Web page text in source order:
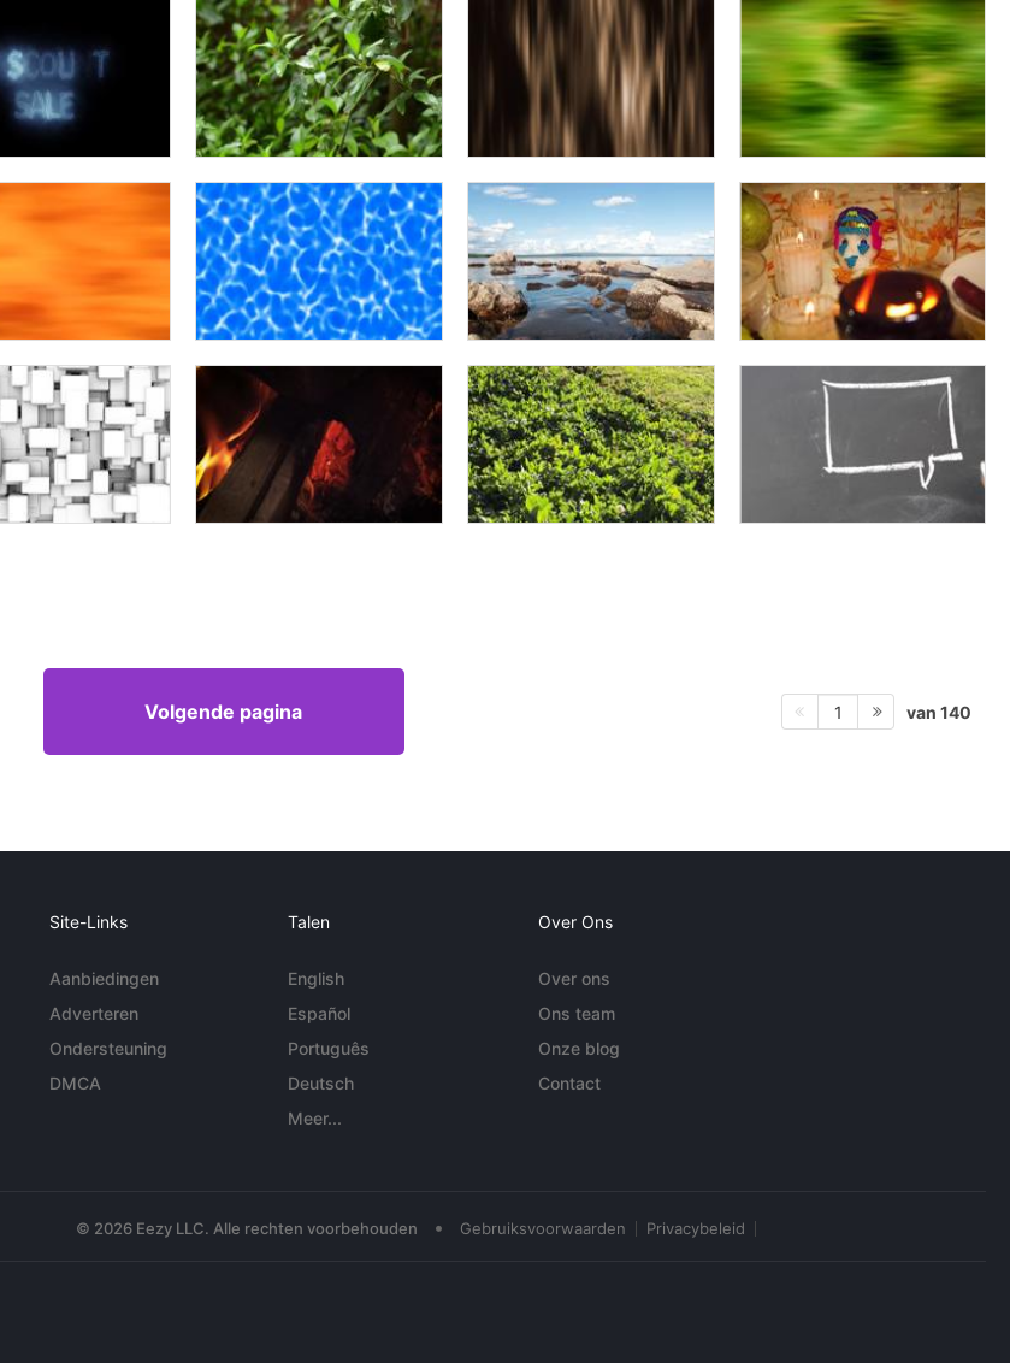
Volgende pagina 1 van 140
Site-Links
Aanbiedingen
Adverteren
Ondersteuning
DMCA
Talen
English
Español
Português
Deutsch
Meer...
Over Ons
Over ons
Ons team
Onze blog
Contact
© 2026 Eezy LLC. Alle rechten voorbehouden • Gebruiksvoorwaarden Privacybeleid